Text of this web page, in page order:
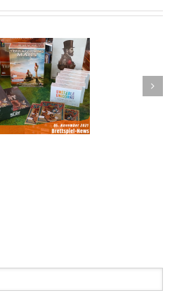
Unsere vorrätigen Brettspiele
(KW02 2021)